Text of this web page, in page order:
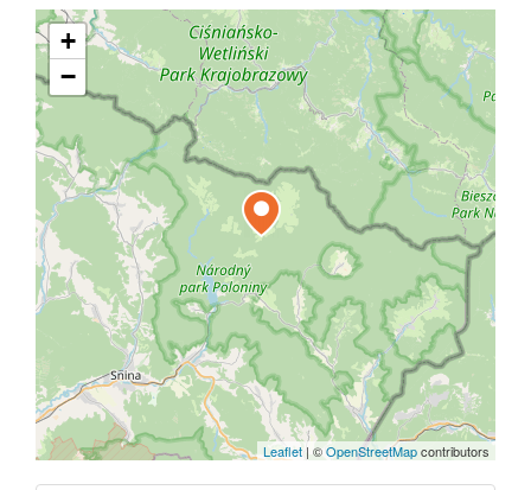
+
−
Leaflet | ©OpenStreetMapcontributors